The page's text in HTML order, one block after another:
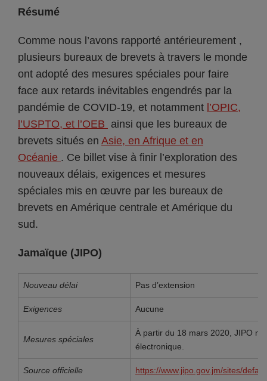
Résumé
Comme nous l’avons rapporté antérieurement ,
plusieurs bureaux de brevets à travers le monde
ont adopté des mesures spéciales pour faire
face aux retards inévitables engendrés par la
pandémie de COVID-19, et notamment l’OPIC,
l’USPTO, et l’OEB ainsi que les bureaux de
brevets situés en Asie, en Afrique et en
Océanie . Ce billet vise à finir l’exploration des
nouveaux délais, exigences et mesures
spéciales mis en œuvre par les bureaux de
brevets en Amérique centrale et Amérique du
sud.
Jamaïque (JIPO)
Nouveau délai Pas d’extension
Exigences Aucune
Mesures spéciales
À partir du 18 mars 2020, JIPO
électronique.
Source officielle https://www.jipo.gov.jm/sites/